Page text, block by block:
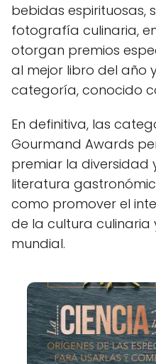
bebidas espirituosas,
fotografía culinaria,
otorgan premios
al mejor libro del año
categoría, conocido
En definitiva, las
Gourmand Awards
premiar la diversidad
literatura
como promover el
de la cultura culinaria
mundial.